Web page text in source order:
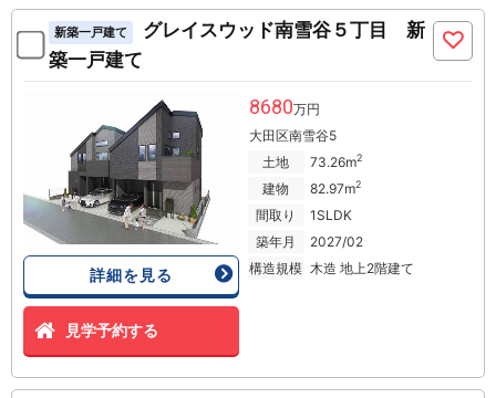
新築一戸建て
グレイスウッド南雪谷５丁目 新
築一戸建て
詳細を見る
見学予約する
8680万円
大田区南雪谷5
土地
73.26m2
建物 82.97m2
間取り
1SLDK
築年月
2027/02
構造規模 木造 地上2階建て